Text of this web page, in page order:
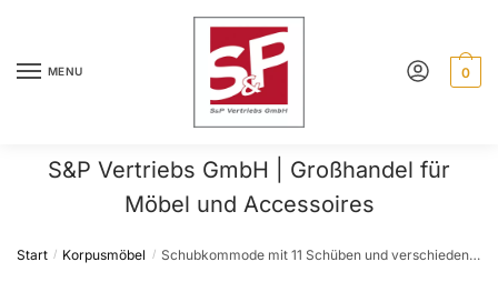
navigation
contentMENU 0
S&P Vertriebs GmbH | Großhandel für
Möbel und Accessoires
Start / Korpusmöbel / Schubkommode mit 11 Schüben und verschiedene Eisengriffe